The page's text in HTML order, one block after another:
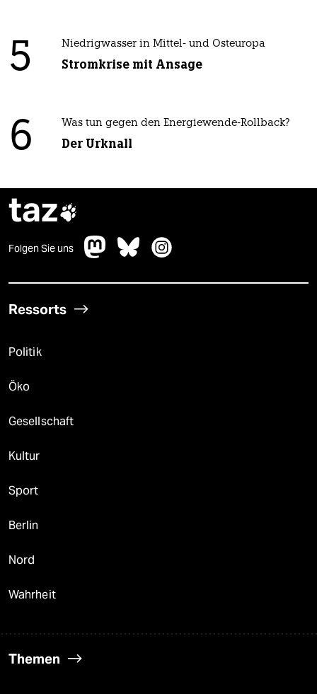
5 Niedrigwasser in Mittel- und Osteuropa
Stromkrise mit Ansage
6 Was tun gegen den Energiewende-Rollback?
Der Urknall
taz
Folgen Sie uns
Ressorts
Politik
Öko
Gesellschaft
Kultur
Sport
Berlin
Nord
Wahrheit
Themen